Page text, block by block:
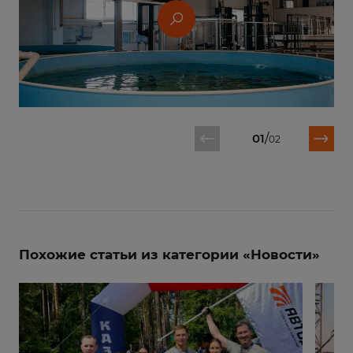
01/02
Похожие статьи из категории «Новости»